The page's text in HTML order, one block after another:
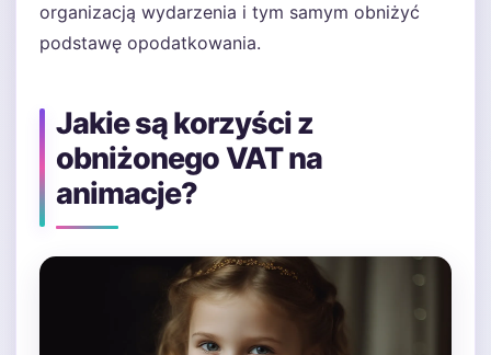
organizacją wydarzenia i tym samym obniżyć
podstawę opodatkowania.
Jakie są korzyści z
obniżonego VAT na
animacje?